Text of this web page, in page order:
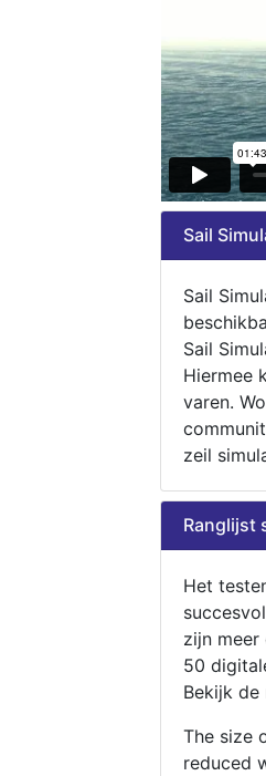
Sail
Sail
Sail
Hiermee
varen.
zeil
Ranglijst
Het
zijn
50
Bekijk de
The size
reduced